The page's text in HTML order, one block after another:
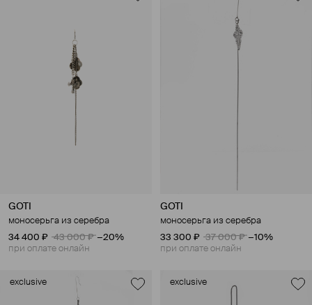
GOTI
моносерьга из серебра
34 400 ₽
43 000 ₽ −20%
при оплате онлайн
GOTI
моносерьга из серебра
33 300 ₽
37 000 ₽ −10%
при оплате онлайн
exclusive exclusive